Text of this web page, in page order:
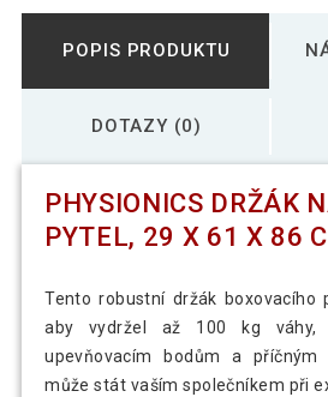
POPIS PRODUKTU
DOTAZY (0)
PHYSIONICS DRŽÁK
PYTEL, 29 X 61 X 86
Tento robustní držák boxovacího
aby vydržel až 100 kg
upevňovacím bodům a
může stát vaším společníkem při